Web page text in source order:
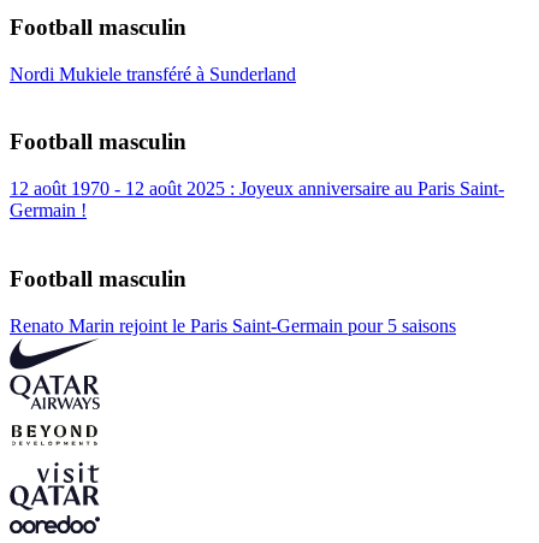
Football masculin
Nordi Mukiele transféré à Sunderland
Football masculin
12 août 1970 - 12 août 2025 : Joyeux anniversaire au Paris Saint-
Germain !
Football masculin
Renato Marin rejoint le Paris Saint-Germain pour 5 saisons